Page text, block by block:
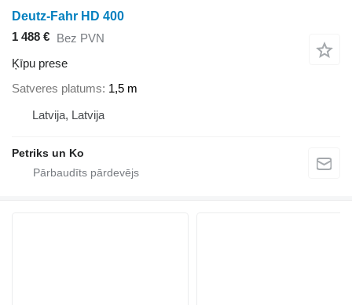
Deutz-Fahr HD 400
1 488 € Bez PVN
Ķīpu prese
Satveres platums 1,5 m
Latvija, Latvija
Petriks un Ko